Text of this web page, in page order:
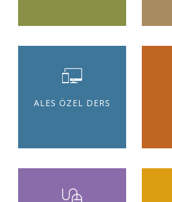
ALES ÖZEL DERS